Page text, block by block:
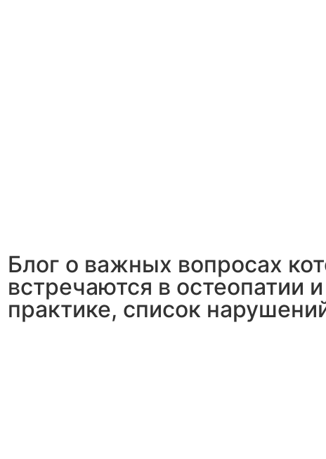
Блог о важных вопросах
встречаются в остеопатии и
практике, список